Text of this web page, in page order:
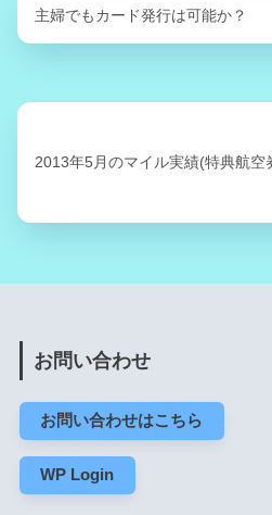
主婦でもカード発行は可能か？
2013年5月のマイル実績(特典航空
お問い合わせ
お問い合わせはこちら
WP Login